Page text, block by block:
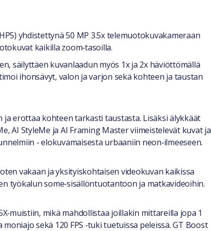
yhdistettynä 50 MP 3.5x telemuotokuvakameraan
kaikilla zoom‑tasoilla.
säilyttäen kuvanlaadun myös 1x ja 2x häviöttömällä
ihonsävyt, valon ja varjon sekä kohteen ja taustan
erottaa kohteen tarkasti taustasta. Lisäksi älykkäät
AI StyleMe ja AI Framing Master viimeistelevät kuvat ja
- elokuvamaisesta urbaaniin neon‑ilmeeseen.
vakaan ja yksityiskohtaisen videokuvan kaikissa
työkalun some‑sisällöntuotantoon ja matkavideoihin.
mikä mahdollistaa joillakin mittareilla jopa 1
sekä 120 FPS ‑tuki tuetuissa peleissä. GT Boost